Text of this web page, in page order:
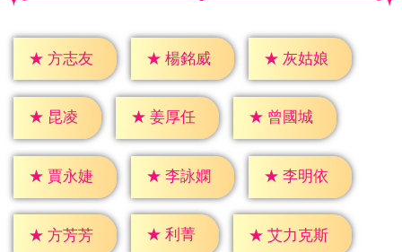
★ 方志友 ★ 楊銘威 ★ 灰姑娘
★ 昆凌 ★ 姜厚任 ★ 曾國城
★ 賈永婕 ★ 李詠嫻 ★ 李明依
★ 方芳芳 ★ 利菁 ★ 艾力克斯